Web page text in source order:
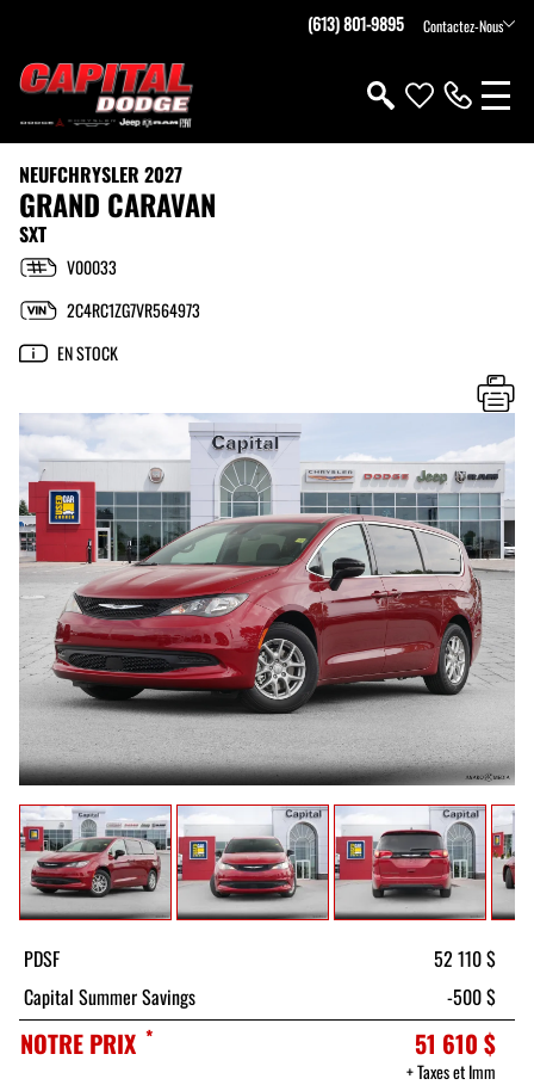
(613) 801-9895 Contactez-Nous
NEUFCHRYSLER 2027
GRAND CARAVAN
SXT
V00033
2C4RC1ZG7VR564973
EN STOCK
PDSF
52 110 $
Capital Summer Savings
-500 $
NOTRE PRIX * 51 610 $
+ Taxes et Imm